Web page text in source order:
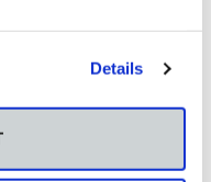
Details